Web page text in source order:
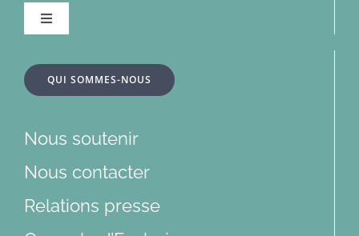
Navigation
À la une
Articles
QUI SOMMES-NOUS
Nous soutenir
Nous contacter
Relations presse